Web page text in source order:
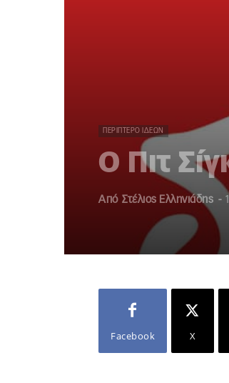
ΠΕΡΊΠΤΕΡΟ ΙΔΕΏΝ
Ο Πιτ
Από Στέλιος Ελληνιάδης -
Facebook X